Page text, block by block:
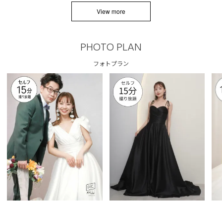
View more
PHOTO PLAN
フォトプラン